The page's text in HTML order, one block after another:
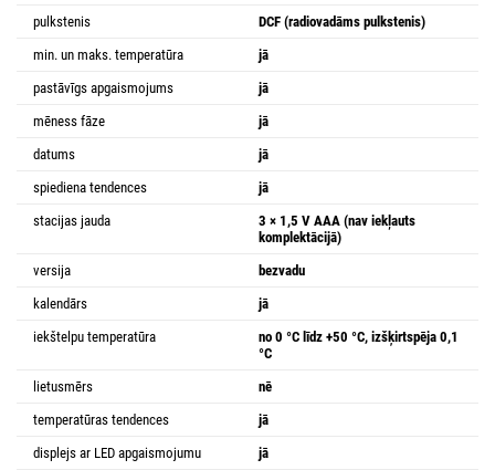
pulkstenis
DCF (radiovadāms pulkstenis)
min. un maks. temperatūra
jā
pastāvīgs apgaismojums
jā
mēness fāze
jā
datums
jā
spiediena tendences
jā
stacijas jauda
3 × 1,5 V AAA (nav iekļauts
komplektācijā)
versija
bezvadu
kalendārs
jā
iekštelpu temperatūra
no 0 °C līdz +50 °C, izšķirtspēja 0,1
°C
lietusmērs
nē
temperatūras tendences
jā
displejs ar LED apgaismojumu
jā